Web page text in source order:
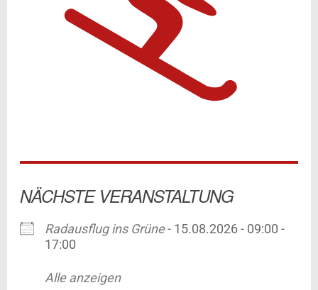
NÄCHSTE VERANSTALTUNG
Radausflug ins Grüne- 15.08.2026 - 09:00 -
17:00
Alle anzeigen